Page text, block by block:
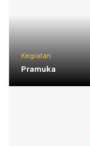
Kegiatan
Pramuka